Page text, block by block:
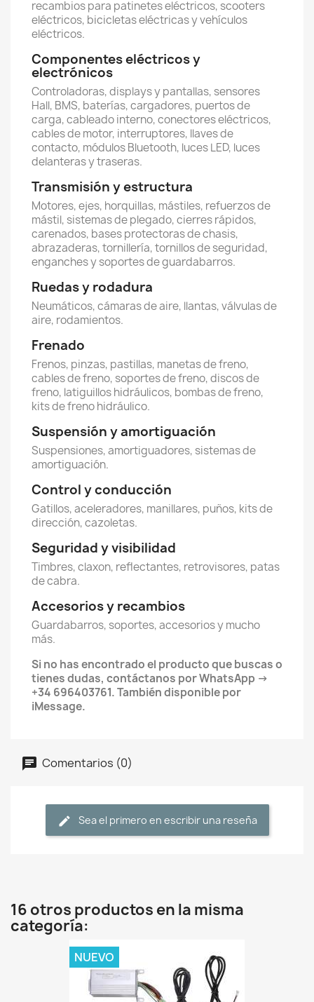
recambios para patinetes eléctricos, scooters
eléctricos, bicicletas eléctricas y vehículos
eléctricos.
Componentes eléctricos y
electrónicos
Controladoras, displays y pantallas, sensores
Hall, BMS, baterías, cargadores, puertos de
carga, cableado interno, conectores eléctricos,
cables de motor, interruptores, llaves de
contacto, módulos Bluetooth, luces LED, luces
delanteras y traseras.
Transmisión y estructura
Motores, ejes, horquillas, mástiles, refuerzos de
mástil, sistemas de plegado, cierres rápidos,
carenados, bases protectoras de chasis,
abrazaderas, tornillería, tornillos de seguridad,
enganches y soportes de guardabarros.
Ruedas y rodadura
Neumáticos, cámaras de aire, llantas, válvulas de
aire, rodamientos.
Frenado
Frenos, pinzas, pastillas, manetas de freno,
cables de freno, soportes de freno, discos de
freno, latiguillos hidráulicos, bombas de freno,
kits de freno hidráulico.
Suspensión y amortiguación
Suspensiones, amortiguadores, sistemas de
amortiguación.
Control y conducción
Gatillos, aceleradores, manillares, puños, kits de
dirección, cazoletas.
Seguridad y visibilidad
Timbres, claxon, reflectantes, retrovisores, patas
de cabra.
Accesorios y recambios
Guardabarros, soportes, accesorios y mucho
más.
Si no has encontrado el producto que buscas o
tienes dudas, contáctanos por WhatsApp ->
+34 696403761. También disponible por
iMessage.
Comentarios (0)
Sea el primero en escribir una reseña
16 otros productos en la misma
categoría:
NUEVO